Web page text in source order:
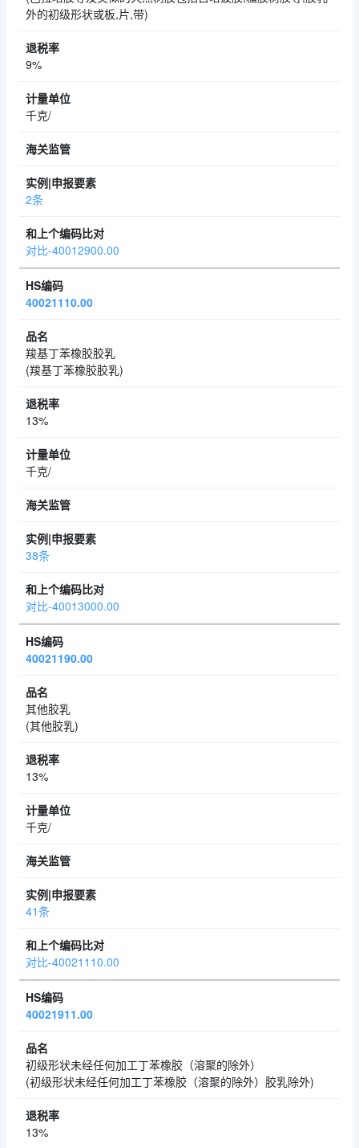
外的初级形状或板,片,带)
9%
千克/
2条
对比-40012900.00
40021110.00
羧基丁苯橡胶胶乳
(羧基丁苯橡胶胶乳)
13%
千克/
38条
对比-40013000.00
40021190.00
其他胶乳
(其他胶乳)
13%
千克/
41条
对比-40021110.00
40021911.00
初级形状未经任何加工丁苯橡胶（溶聚的除外）
(初级形状未经任何加工丁苯橡胶（溶聚的除外）胶乳除外)
13%